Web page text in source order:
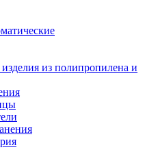
из полипропилена и